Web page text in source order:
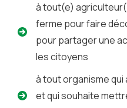
à tout(e)
ferme pour faire
pour partager une
les citoyens
à tout organisme
et qui souhaite